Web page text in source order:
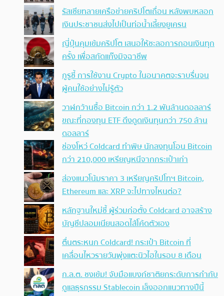
รัสเซียทลายเครือข่ายคริปโตเถื่อน หลังพบหลอก
เงินประชาชนส่งไปเป็นท่อน้ำเลี้ยงยูเครน
ญี่ปุ่นคุมเข้มคริปโต เสนอให้ชะลอการถอนเงินทุก
ครั้ง เพื่อสกัดแก๊งมิจฉาชีพ
กูรูชี้ การใช้งาน Crypto ในอนาคตจะราบรื่นจน
ผู้คนใช้อย่างไม่รู้ตัว
วาฬกว้านซื้อ Bitcoin กว่า 1.2 พันล้านดอลลาร์
ขณะที่กองทุน ETF ดึงดูดเงินทุนกว่า 750 ล้าน
ดอลลาร์
ช่องโหว่ Coldcard ทำพิษ นักลงทุนโอน Bitcoin
กว่า 210,000 เหรียญหนีจากกระเป๋าเก่า
ส่องแนวโน้มราคา 3 เหรียญคริปโทฯ Bitcoin,
Ethereum และ XRP จะไปทางไหนต่อ?
หลักฐานใหม่ชี้ ผู้ร่วมก่อตั้ง Coldcard อาจสร้าง
บัญชีปลอมเนียนสอดไส้โค้ดตัวเอง
ตื่นตระหนก Coldcard! กระเป๋า Bitcoin ที่
เคลื่อนไหวรายวันพุ่งแตะนิวไฮในรอบ 8 เดือน
ก.ล.ต. ชงเข้ม! จับมือแบงก์ชาติยกระดับการกำกับ
ดูแลธุรกรรม Stablecoin เล็งออกแนวทางปีนี้